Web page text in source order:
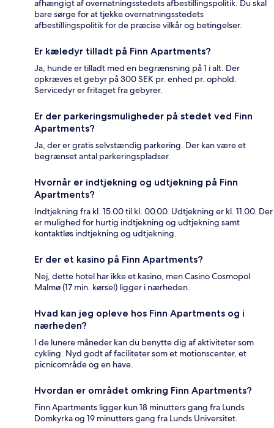
afhængigt af overnatningsstedets afbestillingspolitik. Du skal
bare sørge for at tjekke overnatningsstedets
afbestillingspolitik for de præcise vilkår og betingelser.
Er kæledyr tilladt på Finn Apartments?
Ja, hunde er tilladt med en begrænsning på 1 i alt. Der
opkræves et gebyr på 300 SEK pr. enhed pr. ophold.
Servicedyr er fritaget fra gebyrer.
Er der parkeringsmuligheder på stedet ved Finn
Apartments?
Ja, der er gratis selvstændig parkering. Der kan være et
begrænset antal parkeringspladser.
Hvornår er indtjekning og udtjekning på Finn
Apartments?
Indtjekning fra kl. 15.00 til kl. 00.00. Udtjekning er kl. 11.00. Der
er mulighed for hurtig indtjekning og udtjekning samt
kontaktløs indtjekning og udtjekning.
Er der et kasino på Finn Apartments?
Nej, dette hotel har ikke et kasino, men Casino Cosmopol
Malmø (17 min. kørsel) ligger i nærheden.
Hvad kan jeg opleve hos Finn Apartments og i
nærheden?
I de lunere måneder kan du benytte dig af aktiviteter som
cykling. Nyd godt af faciliteter som et motionscenter, et
picnicområde og en have.
Hvordan er området omkring Finn Apartments?
Finn Apartments ligger kun 18 minutters gang fra Lunds
Domkyrka og 19 minutters gang fra Lunds Universitet.